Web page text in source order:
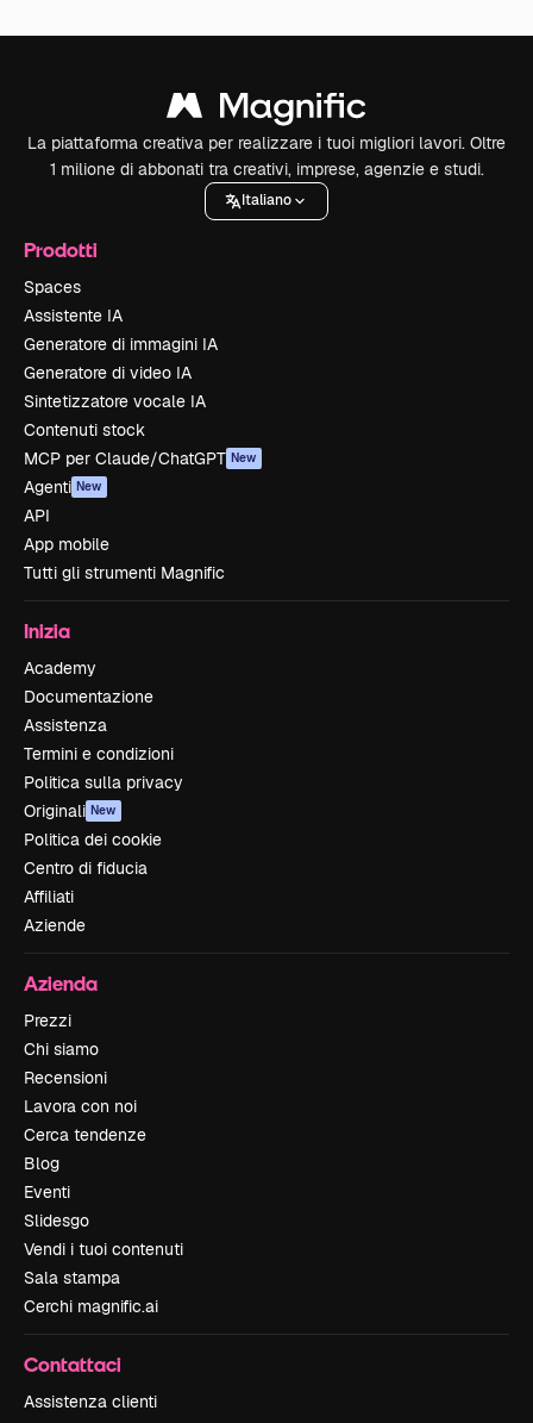
La piattaforma creativa per realizzare i tuoi migliori lavori. Oltre
1 milione di abbonati tra creativi, imprese, agenzie e studi.
Italiano
Prodotti
Spaces
Assistente IA
Generatore di immagini IA
Generatore di video IA
Sintetizzatore vocale IA
Contenuti stock
MCP per Claude/ChatGPT New
Agenti New
API
App mobile
Tutti gli strumenti Magnific
Inizia
Academy
Documentazione
Assistenza
Termini e condizioni
Politica sulla privacy
Originali New
Politica dei cookie
Centro di fiducia
Affiliati
Aziende
Azienda
Prezzi
Chi siamo
Recensioni
Lavora con noi
Cerca tendenze
Blog
Eventi
Slidesgo
Vendi i tuoi contenuti
Sala stampa
Cerchi magnific.ai
Contattaci
Assistenza clienti